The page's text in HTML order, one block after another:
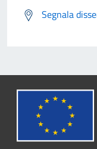
Segnala